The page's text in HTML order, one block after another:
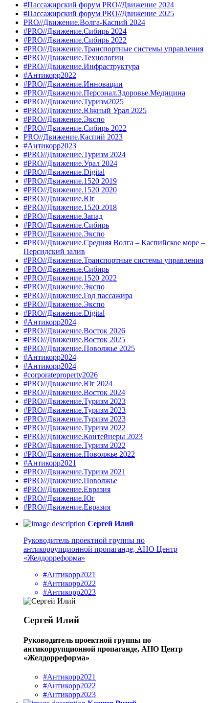
#Пассажирский форум PRO//Движение 2024
#Пассажирский форум PRO//Движение 2025
PRO//Движение.Волга-Каспий 2024
#PRO//Движение.Сибирь 2024
#PRO//Движение.Сибирь 2022
#PRO//Движение.Транспортные системы управления
#PRO//Движение.Технологии
#PRO//Движение.Инфраструктура
#Антикорр2022
#PRO//Движение.Инновации
#PRO//Движение.Персонал.Здоровье.Медицина
#PRO//Движение.Туризм2025
#PRO//Движение.Южный Урал 2025
#PRO//Движение.Экспо
#PRO//Движение.Сибирь 2022
PRO//Движение.Каспий 2023
#Антикорр2023
#PRO//Движение.Туризм 2024
#PRO//Движение.Урал 2024
#PRO//Движение.Digital
#PRO//Движение.1520 2019
#PRO//Движение.1520 2020
#PRO//Движение.Юг
#PRO//Движение.1520 2018
#PRO//Движение.Запад
#PRO//Движение.Сибирь
#PRO//Движение.Экспо
#PRO//Движение.Средняя Волга – Каспийское море –
Персидский залив
#PRO//Движение.Транспортные системы управления
#PRO//Движение.Сибирь
#PRO//Движение.1520 2022
#PRO//Движение.Экспо
#PRO//Движение.Год пассажира
#PRO//Движение.Экспо
#PRO//Движение.Digital
#Антикорр2024
#PRO//Движение.Восток 2026
#PRO//Движение.Восток 2025
#PRO//Движение.Поволжье 2025
#Антикорр2024
#Антикорр2024
#corporateproperty2026
#PRO//Движение.Юг 2024
#PRO//Движение.Восток 2024
#PRO//Движение.Туризм 2023
#PRO//Движение.Туризм 2023
#PRO//Движение.Туризм 2023
#PRO//Движение.Туризм 2022
#PRO//Движение.Контейнеры 2023
#PRO//Движение.Туризм 2022
#PRO//Движение.Поволжье 2022
#Антикорр2021
#PRO//Движение.Туризм 2021
#PRO//Движение.Поволжье
#PRO//Движение.Евразия
#PRO//Движение.Юг
#PRO//Движение.Евразия
Сергей Илий
Руководитель проектной группы по
антикоррупционной пропаганде, АНО Центр
«Желдорреформа»
#Антикорр2021
#Антикорр2022
#Антикорр2023
Сергей Илий
Руководитель проектной группы по
антикоррупционной пропаганде, АНО Центр
«Желдорреформа»
#Антикорр2021
#Антикорр2022
#Антикорр2023